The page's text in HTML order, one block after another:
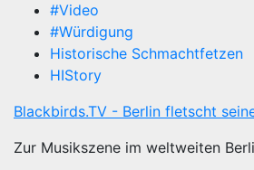
#Video
#Würdigung
Historische Schmachtfetzen
HIStory
Blackbirds.TV - Berlin fletscht
Zur Musikszene im weltweiten